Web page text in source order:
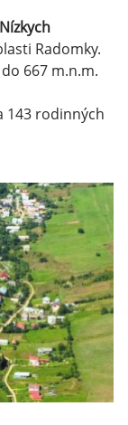
Radomky.
667 m.n.m.
143 rodinných